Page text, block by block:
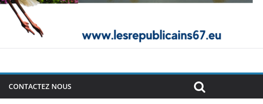
CONTACTEZ NOUS